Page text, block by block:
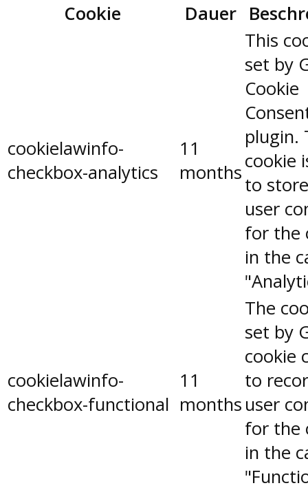
Cookie
Dauer
cookielawinfo-
checkbox-analytics
11
months
This
set by
Cookie
plugin.
cookie
to
user
for the
in the
cookielawinfo-
checkbox-functional
11
months
The
set by
cookie
to
user
for the
in the